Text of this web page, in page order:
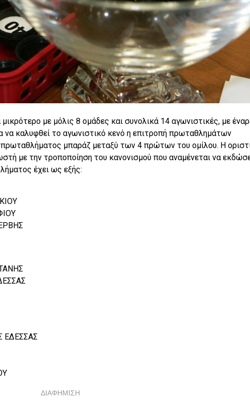
με μόλις 8 ομάδες και συνολικά 14 αγωνιστικές, με
καλυφθεί το αγωνιστικό κενό η επιτροπή πρωταθλημάτων
πρωταθλήματος μπαράζ μεταξύ των 4 πρώτων του ομίλου. Η
με την τροποποίηση του κανονισμού που αναμένεται να
έχει ως εξής:
ΕΔΕΣΣΑΣ
ΔΙΑΦΗΜΙΣΗ